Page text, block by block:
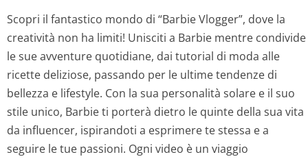
Scopri il fantastico mondo di “Barbie Vlogger”, dove la
creatività non ha limiti! Unisciti a Barbie mentre condivide
le sue avventure quotidiane, dai tutorial di moda alle
ricette deliziose, passando per le ultime tendenze di
bellezza e lifestyle. Con la sua personalità solare e il suo
stile unico, Barbie ti porterà dietro le quinte della sua vita
da influencer, ispirandoti a esprimere te stessa e a
seguire le tue passioni. Ogni video è un viaggio